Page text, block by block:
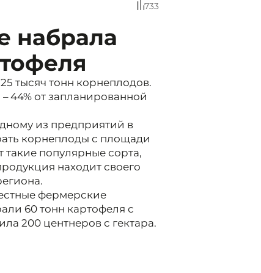
733
набрала
тысяч тонн корнеплодов.
44% от запланированной
из предприятий в
корнеплоды с площади
популярные сорта,
находит своего
фермерские
60 тонн картофеля с
200 центнеров с гектара.